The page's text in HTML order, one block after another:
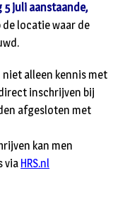
5 juli aanstaande,
locatie waar de
niet alleen kennis met
inschrijven bij
afgesloten met
kan men
via HRS.nl